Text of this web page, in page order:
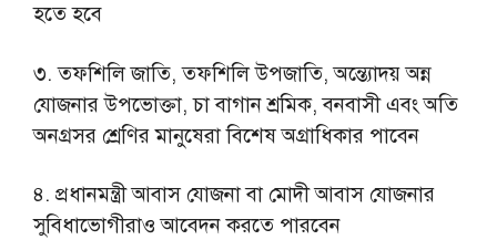
হতে হবে
৩. তফশিলি জাতি, তফশিলি উপজাতি, অন্ত্যোদয় অন্ন
যোজনার উপভোক্তা, চা বাগান শ্রমিক, বনবাসী এবং অতি
অনগ্রসর শ্রেণির মানুষেরা বিশেষ অগ্রাধিকার পাবেন
৪. প্রধানমন্ত্রী আবাস যোজনা বা মোদী আবাস যোজনার
সুবিধাভোগীরাও আবেদন করতে পারবেন